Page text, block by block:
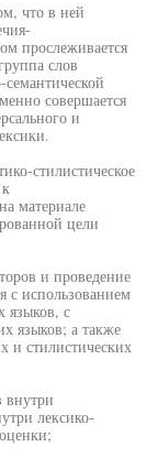
что в ней
прослеживается
слов
совершается
и
стилистическое
материале
цели
и проведение
с использованием
языков, с
языков; а также
и стилистических
внутри
лексико-